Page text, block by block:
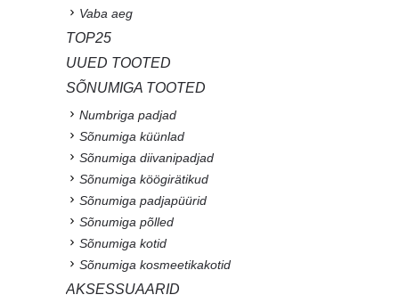
Vaba aeg
TOP25
UUED TOOTED
SÕNUMIGA TOOTED
Numbriga padjad
Sõnumiga küünlad
Sõnumiga diivanipadjad
Sõnumiga köögirätikud
Sõnumiga padjapüürid
Sõnumiga põlled
Sõnumiga kotid
Sõnumiga kosmeetikakotid
AKSESSUAARID